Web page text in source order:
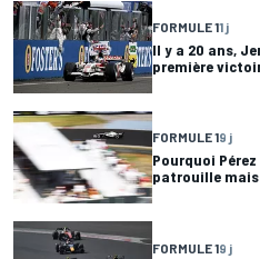
FORMULE 11 j
Il y a 20 ans,
première
FORMULE 19 j
Pourquoi
patrouille
FORMULE 19 j